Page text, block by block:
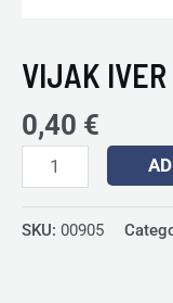
VIJAK
0,40 €
SKU: 00905